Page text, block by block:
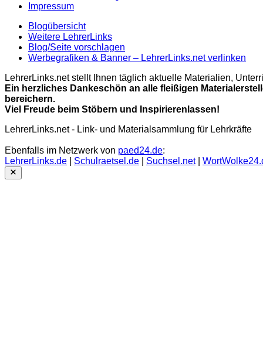
Impressum
Blogübersicht
Weitere LehrerLinks
Blog/Seite vorschlagen
Werbegrafiken & Banner – LehrerLinks.net verlinken
LehrerLinks.net stellt Ihnen täglich aktuelle Materialien,
Ein herzliches Dankeschön an alle fleißigen
bereichern.
Viel Freude beim Stöbern und Inspirierenlassen!
LehrerLinks.net - Link- und Materialsammlung für Lehrkräfte
Ebenfalls im Netzwerk von paed24.de:
LehrerLinks.de
Schulraetsel.de Suchsel.net|
Close